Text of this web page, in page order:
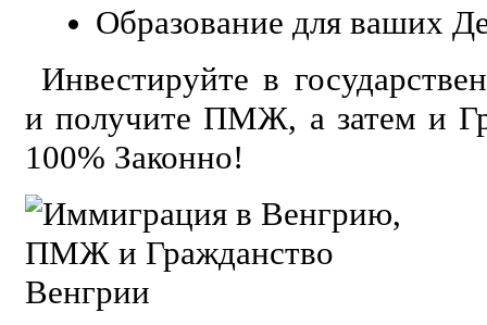
Образование для ваших
Инвестируйте в
и получите ПМЖ, а затем и
100% Законно!